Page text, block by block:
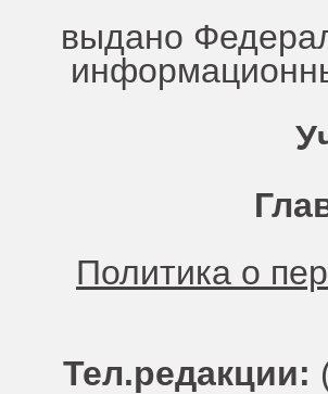
выдано
Политика о
Тел.редакции: